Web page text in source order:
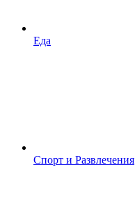
Еда
Спорт и Развлечения